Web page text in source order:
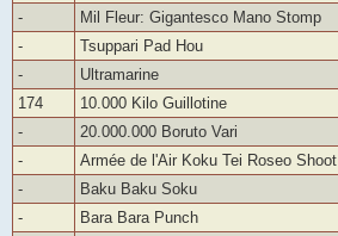
-
Mil Fleur: Gigantesco Mano Stomp
-
Tsuppari Pad Hou
-
Ultramarine
174
10.000 Kilo Guillotine
-
20.000.000 Boruto Vari
-
Armée de l'Air Koku Tei Roseo Shoot
-
Baku Baku Soku
-
Bara Bara Punch